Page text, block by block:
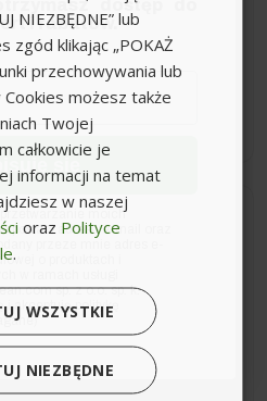
NIEZBĘDNE” lub
zgód klikając „POKAŻ
przechowywania lub
możesz także
Twojej
całkowicie je
informacji na temat
w naszej
oraz Polityce
.
WSZYSTKIE
NIEZBĘDNE
dostęp do
i rabatów.
się
przetwarzanie moich
postaci adresu e-mail oraz
przeze mnie adres e-
o produktach i
sp. z o.o. sp. k.
i akceptuję politykę